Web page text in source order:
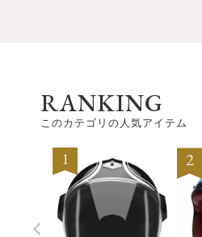
RANKING
このカテゴリの人気アイテム